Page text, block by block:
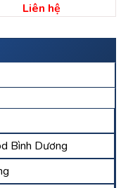
Bình Dương
Liên hệ